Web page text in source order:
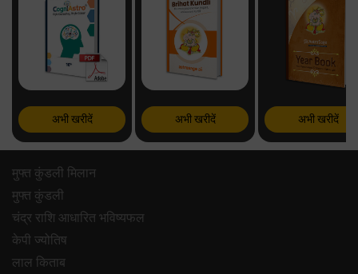
अभी खरीदें अभी खरीदें अभी खरीदें
मुफ्त कुंडली मिलान
मुफ्त कुंडली
चंद्र राशि आधारित भविष्यफल
केपी ज्योतिष
लाल किताब